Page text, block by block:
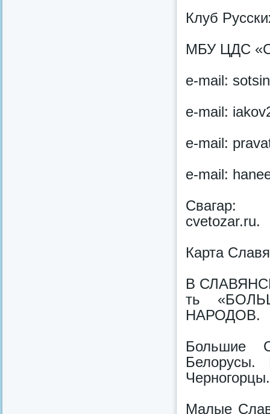
Клуб
МБУ ЦДС
e-mail:
e-mail:
e-mail:
e-mail:
Свагар:
cvetozar.ru.
Карта
В
ть
НАРОДОВ.
Большие
Белорусы.
Малые